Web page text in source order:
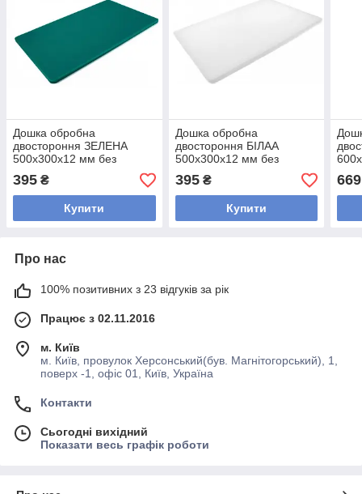
Дошка обробна
двостороння ЗЕЛЕНА
500х300х12 мм без
395 ₴
Купити
Дошка обробна
двостороння БІЛАА
500х300х12 мм без
395₴
Купити
669
Про нас
100% позитивних з 23 відгуків за рік
Працює з 02.11.2016
м. Київ
м. Київ, провулок Херсонський(був. Магнітогорський), 1,
поверх -1, офіс 01, Київ, Україна
Контакти
Сьогодні вихідний
Показати весь графік роботи